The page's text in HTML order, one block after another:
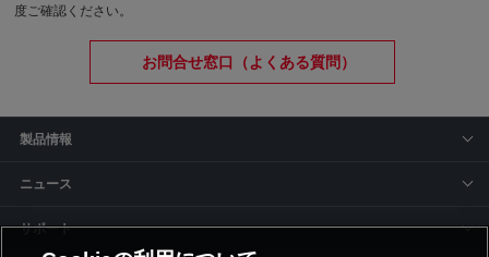
度ご確認ください。
お問合せ窓口（よくある質問）
製品情報
ニュース
サポート